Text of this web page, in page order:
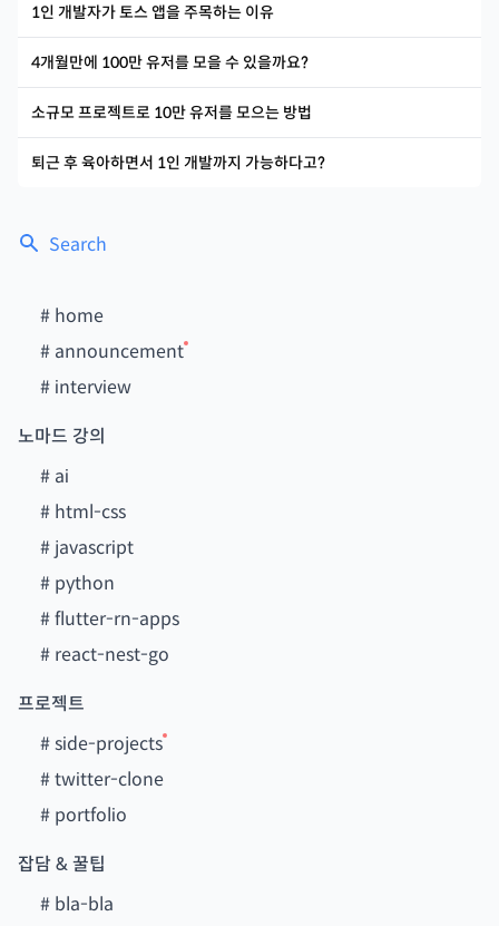
Search
# home
# announcement
# interview
노마드 강의
# ai
# html-css
# javascript
# python
#flutter-rn-apps
# react-nest-go
프로젝트
#side-projects
#twitter-clone
# portfolio
잡담 & 꿀팁
# bla-bla
1인 개발자가 토스 앱을 주목하는 이유
4개월만에 100만 유저를 모을 수 있을까요?
소규모 프로젝트로 10만 유저를 모으는 방법
퇴근 후 육아하면서 1인 개발까지 가능하다고?